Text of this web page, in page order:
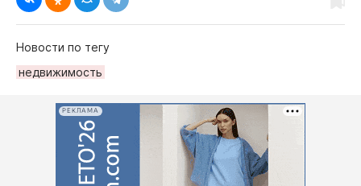
Новости по тегу
недвижимость
РЕКЛАМА